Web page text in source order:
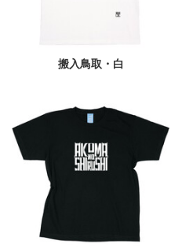
搬入鳥取・白